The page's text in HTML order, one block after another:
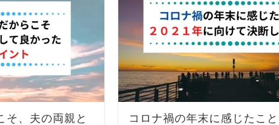
そ、夫の両親と
コロナ禍の年末に感じたこ